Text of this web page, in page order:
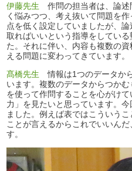
伊藤先生 作問の担当者は、論述
く悩みつつ、考え抜いて問題を
点を低く設定していましたが、
取ればいいという指導をしてい
た。それに伴い、内容も複数の
える問題に変わってきています。
髙橋先生 情報は1つのデータか
います。複数のデータからつか
を使って作問することを心がけ
力」を見たいと思っています。
ました。例えば表ではこういう
ことが言えるからこれでいいん
す。